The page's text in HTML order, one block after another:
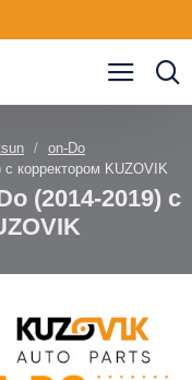
on-Do
корректором KUZOVIK
(2014-2019) с